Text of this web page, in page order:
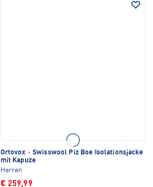
Ortovox · Swisswool Piz Boe Isolationsjacke
mit Kapuze
Herren
€ 259,99